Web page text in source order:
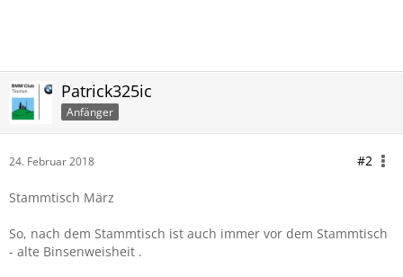
Patrick325ic
Anfänger
24. Februar 2018 #2
Stammtisch März
So, nach dem Stammtisch ist auch immer vor dem Stammtisch
- alte Binsenweisheit .